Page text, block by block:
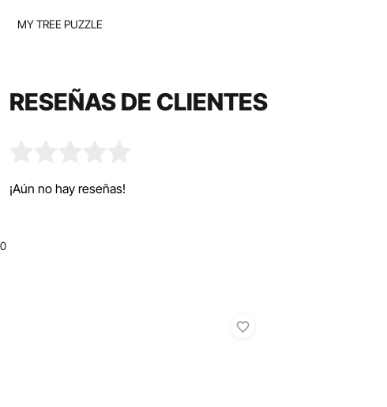
MY TREE PUZZLE
RESEÑAS DE CLIENTES
¡Aún no hay reseñas!
0